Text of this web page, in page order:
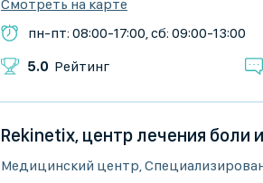
Смотреть на карте
пн-пт: 08:00-17:00, сб: 09:00-13:00
5.0 Рейтинг
Rekinetix, центр лечения боли
Медицинский центр,